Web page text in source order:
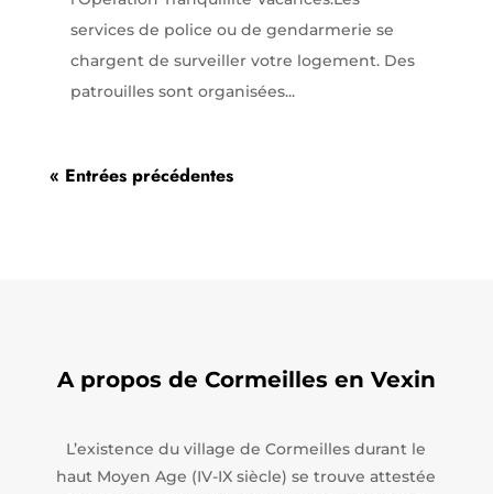
services de police ou de gendarmerie se
chargent de surveiller votre logement. Des
patrouilles sont organisées...
« Entrées précédentes
A propos de Cormeilles en Vexin
L’existence du village de Cormeilles durant le
haut Moyen Age (IV-IX siècle) se trouve attestée